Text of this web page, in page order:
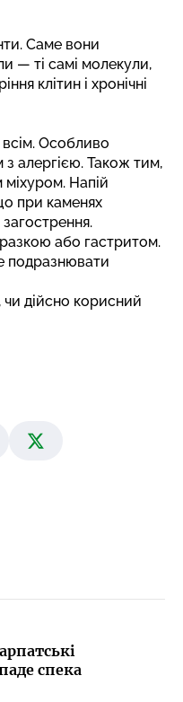
Саме вони
— ті самі молекули,
клітин і хронічні
всім. Особливо
алергією. Також тим,
Напій
при каменях
або гастритом.
подразнювати
чи дійсно корисний
спека